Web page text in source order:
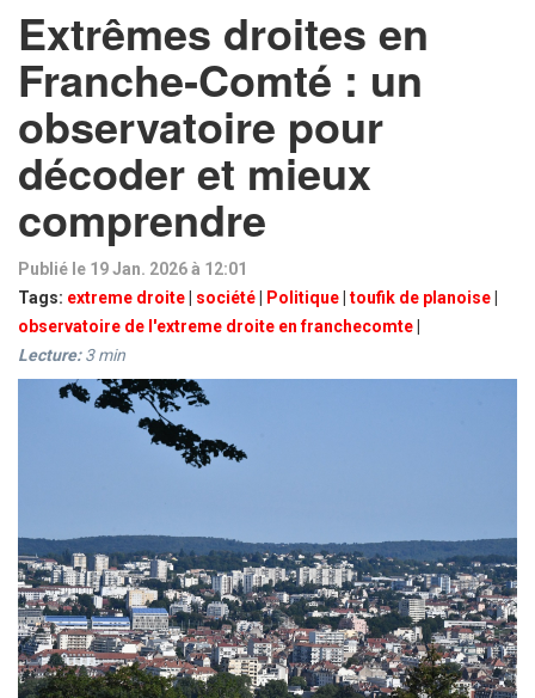
Extrêmes droites en
Franche‑Comté : un
observatoire pour
décoder et mieux
comprendre
Publié le 19 Jan. 2026 à 12:01
Tags: extreme droite société Politique toufik de planoise
observatoire de l'extreme droite en franchecomte
Lecture: 3min